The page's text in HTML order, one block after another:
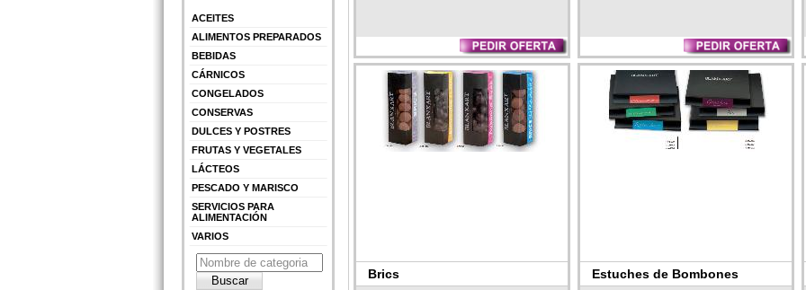
ACEITES
ALIMENTOS PREPARADOS
BEBIDAS
CÁRNICOS
CONGELADOS
CONSERVAS
DULCES Y POSTRES
FRUTAS Y VEGETALES
LÁCTEOS
PESCADO Y MARISCO
SERVICIOS PARA
ALIMENTACIÓN
VARIOS
Brics
Estuches de Bombones